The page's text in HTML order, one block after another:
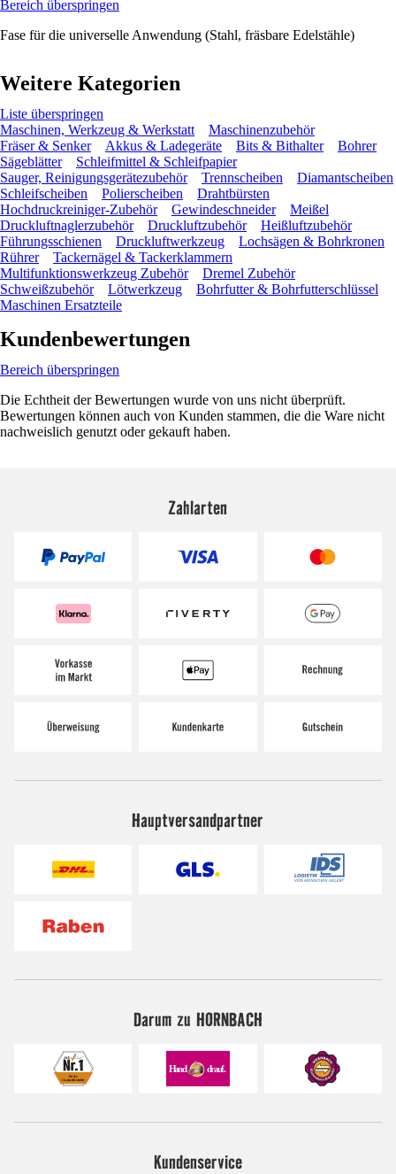
Bereich überspringen
Fase für die universelle Anwendung (Stahl, fräsbare Edelstähle)
Weitere Kategorien
Liste überspringen
Maschinen, Werkzeug & Werkstatt
Maschinenzubehör
Fräser & Senker
Akkus & Ladegeräte Bits & Bithalter
Bohrer
Sägeblätter
Schleifmittel & Schleifpapier
Sauger, Reinigungsgerätezubehör
Trennscheiben
Diamantscheiben
Schleifscheiben
Polierscheiben
Drahtbürsten
Hochdruckreiniger-Zubehör
Gewindeschneider
Meißel
Druckluftnaglerzubehör
Druckluftzubehör
Heißluftzubehör
Führungsschienen
Druckluftwerkzeug
Lochsägen & Bohrkronen
Rührer
Tackernägel & Tackerklammern
Multifunktionswerkzeug Zubehör
Dremel Zubehör
Schweißzubehör
Lötwerkzeug
Bohrfutter & Bohrfutterschlüssel
Maschinen Ersatzteile
Kundenbewertungen
Bereich überspringen
Die Echtheit der Bewertungen wurde von uns nicht überprüft.
Bewertungen können auch von Kunden stammen, die die Ware nicht
nachweislich genutzt oder gekauft haben.
Zahlarten
Hauptversandpartner
Darum zu HORNBACH
Kundenservice